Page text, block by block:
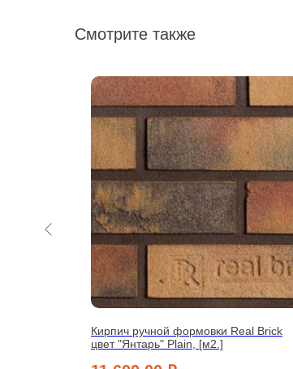
Смотрите также
Кирпич ручной формовки Real Brick
цвет "Янтарь" Plain, [м2.]